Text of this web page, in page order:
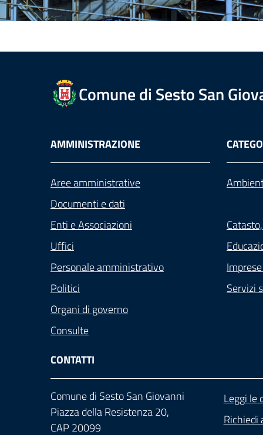
Comune di Sesto San
AMMINISTRAZIONE
Aree amministrative
Documenti e dati
Enti e Associazioni
Uffici
Personale amministrativo
Politici
Organi di governo
Consulte
Servizi
CONTATTI
Comune di Sesto San Giovanni
Piazza della Resistenza 20,
CAP 20099
Leggi le
Richiedi